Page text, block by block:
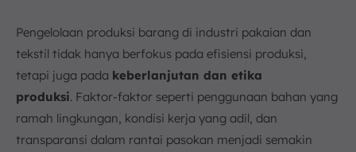
Pengelolaan produksi barang di industri pakaian dan
tekstil tidak hanya berfokus pada efisiensi produksi,
tetapi juga pada keberlanjutan dan etika
produksi. Faktor-faktor seperti penggunaan bahan yang
ramah lingkungan, kondisi kerja yang adil, dan
transparansi dalam rantai pasokan menjadi semakin